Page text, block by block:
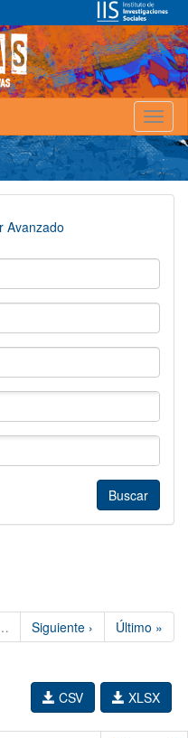
Avanzado
Siguiente › Último »
XLSX
CSV